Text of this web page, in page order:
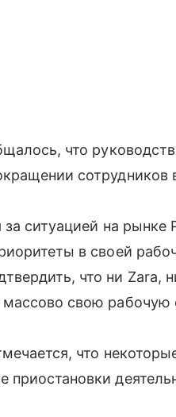
что
сотрудников
за ситуацией на
в своей
что ни Zara,
свою рабочую
что
приостановки